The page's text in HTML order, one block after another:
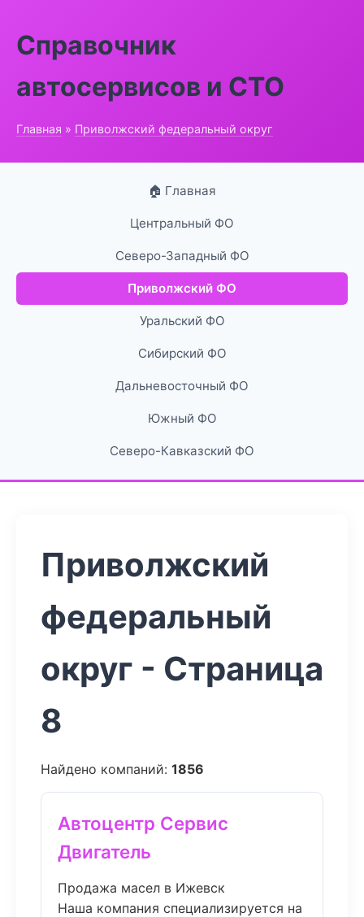
Справочник
автосервисов и СТО
Главная » Приволжский федеральный округ
🏠 Главная
Центральный ФО
Северо-Западный ФО
Приволжский ФО
Уральский ФО
Сибирский ФО
Дальневосточный ФО
Южный ФО
Северо-Кавказский ФО
Приволжский
федеральный
округ - Страница
8
Найдено компаний: 1856
Автоцентр Сервис
Двигатель
Продажа масел в Ижевск
Наша компания специализируется на